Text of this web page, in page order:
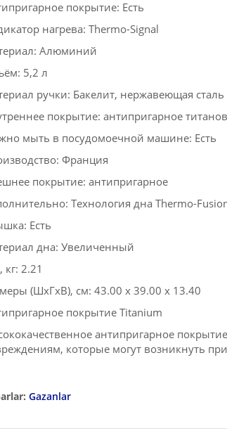
покрытие: Есть
нагрева: Thermo-Signal
Алюминий
5,2 л
ручки: Бакелит, нержавеющая сталь
покрытие: антипригарное
мыть в посудомоечной машине: Есть
Франция
покрытие: антипригарное
Технология дна Thermo-
Есть
дна: Увеличенный
кг: 2.21
(ШxГxВ), см: 43.00 x 39.00 x 13.40
покрытие Titanium
антипригарное
которые могут возникнуть
Gazanlar